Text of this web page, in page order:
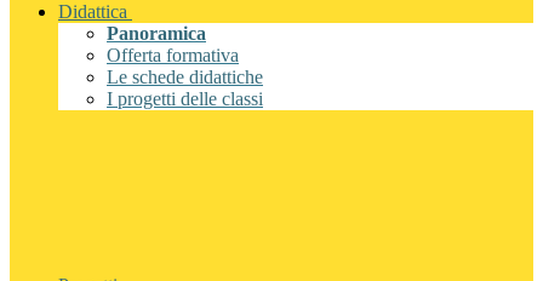
Didattica
Panoramica
Offerta formativa
Le schede didattiche
I progetti delle classi